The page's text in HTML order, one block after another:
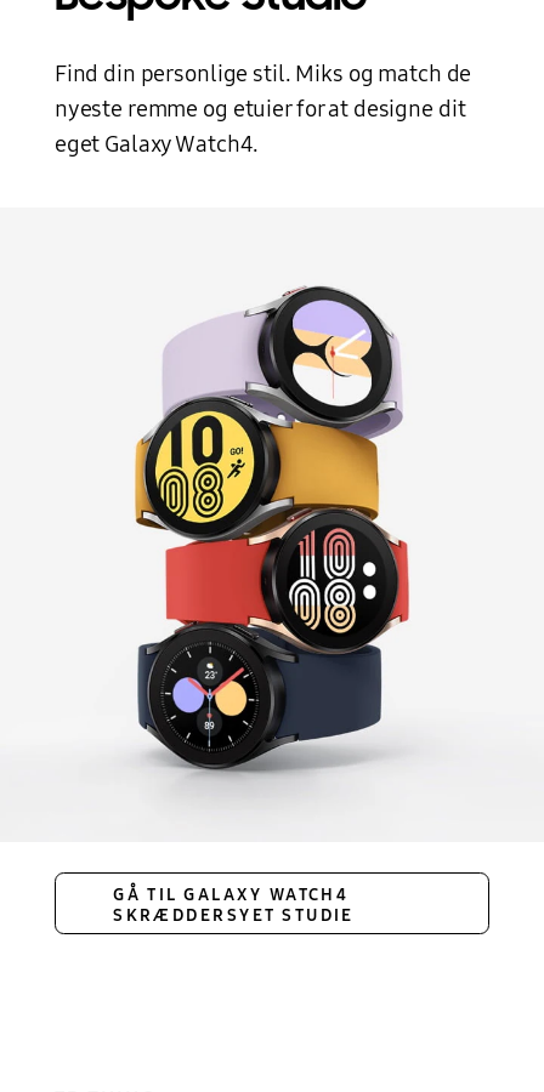
Find din personlige stil. Miks og match de
nyeste remme og etuier for at designe dit
eget Galaxy Watch4.
GÅ TIL GALAXY WATCH4
SKRÆDDERSYET STUDIE